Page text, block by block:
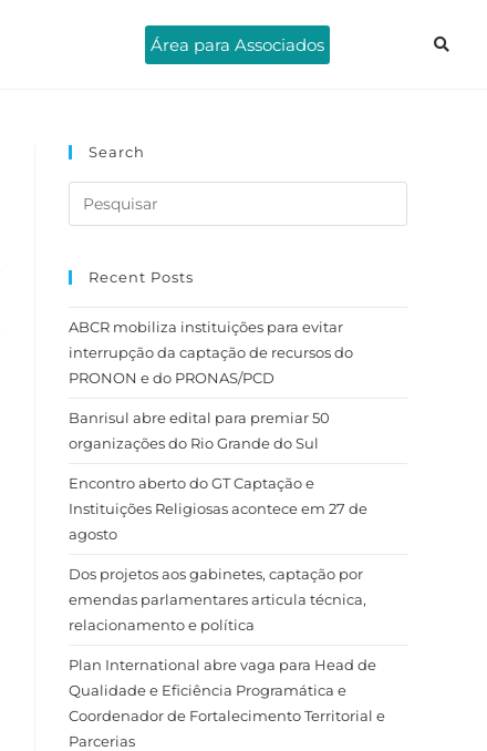
Área para Associados
Search
Recent Posts
ABCR mobiliza instituições para evitar
interrupção da captação de recursos do
PRONON e do PRONAS/PCD
Banrisul abre edital para premiar 50
organizações do Rio Grande do Sul
Encontro aberto do GT Captação e
Instituições Religiosas acontece em 27 de
agosto
Dos projetos aos gabinetes, captação por
emendas parlamentares articula técnica,
relacionamento e política
Plan International abre vaga para Head de
Qualidade e Eficiência Programática e
Coordenador de Fortalecimento Territorial e
Parcerias